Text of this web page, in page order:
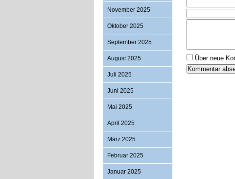
November 2025
Oktober 2025
September 2025
August 2025
Juli 2025
Juni 2025
Mai 2025
April 2025
März 2025
Februar 2025
Januar 2025
Über neue